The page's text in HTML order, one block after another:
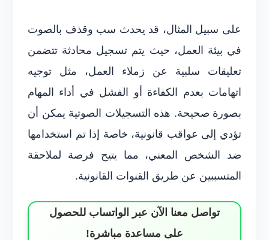
على سبيل المثال، قد يحدث سب وقذف بالصوت
في بيئة العمل، حيث يتم تسجيل محادثة تتضمن
تعليقات سلبية عن زملاء العمل، مثل توجيه
اتهامات بعدم الكفاءة أو الفشل في أداء المهام
بصورة صحيحة. هذه التسجيلات الصوتية يمكن أن
تؤدي إلى عواقب قانونية، خاصة إذا تم استخدامها
ضد الشخص المعني، مما يتيح فرصة لملاحقة
المتسببين عن طريق القنوات القانونية.
تواصل معنا الآن عبر الواتساب للحصول
على مساعدة مباشرة!